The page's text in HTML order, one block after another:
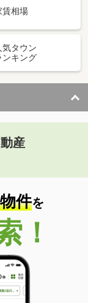
賃相場
気タウン
ンキング
産
物件を
！